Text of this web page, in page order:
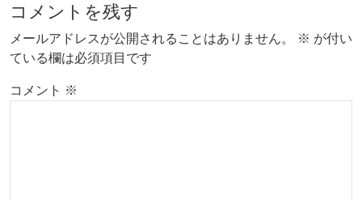
コメントを残す
メールアドレスが公開されることはありません。 ※ が付い
ている欄は必須項目です
コメント ※